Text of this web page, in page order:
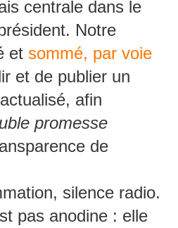
centrale dans le
Notre
et sommé, par voie
et de publier un
afin
promesse
de
silence radio.
pas anodine : elle